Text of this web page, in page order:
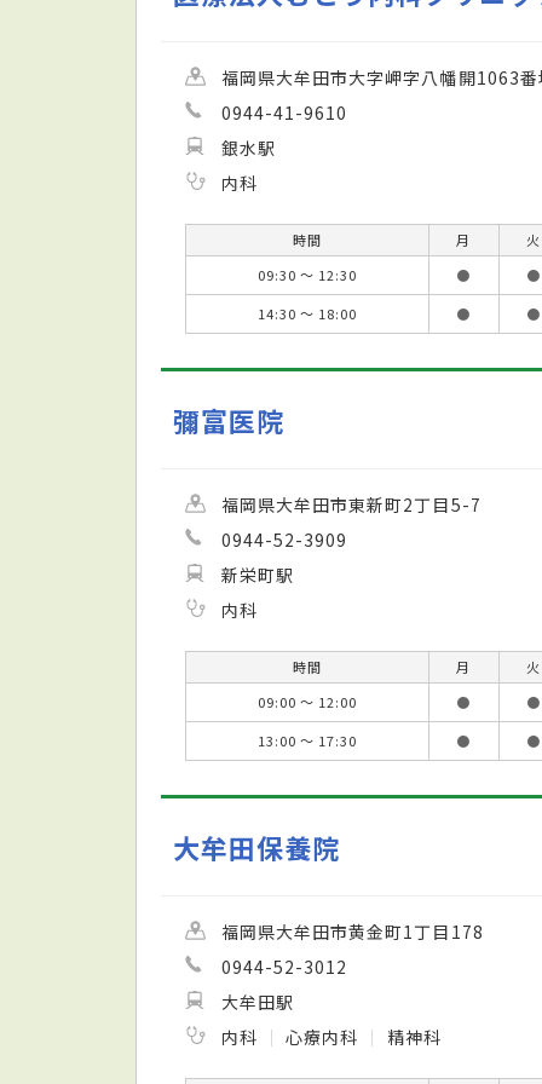
福岡県大牟田市大字岬字八幡開1063番
0944-41-9610
銀水駅
内科
時間 月 火
09:30 ～ 12:30
● ●
14:30 ～ 18:00
● ●
彌富医院
福岡県大牟田市東新町2丁目5-7
0944-52-3909
新栄町駅
内科
時間 月 火
09:00 ～ 12:00
● ●
13:00 ～ 17:30
● ●
大牟田保養院
福岡県大牟田市黄金町1丁目178
0944-52-3012
大牟田駅
内科
心療内科 精神科